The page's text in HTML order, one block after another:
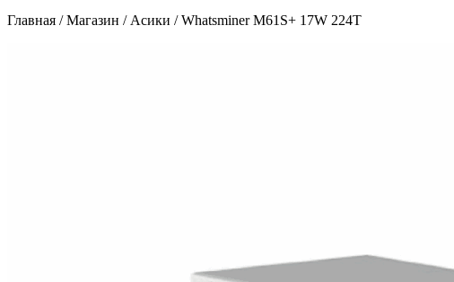
Главная /Магазин / Асики / Whatsminer M61S+ 17W 224T